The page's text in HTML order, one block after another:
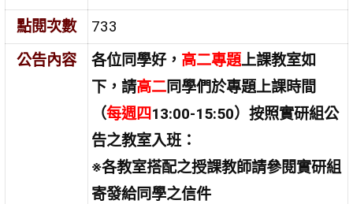
點閱次數
733
公告內容
各位同學好， 高二專題上課教室如
下，請高二同學們於專題上課時間
（每週四 13:00-15:50）按照實研組公
告之教室入班：
※各教室搭配之授課教師請參閱實研組
寄發給同學之信件